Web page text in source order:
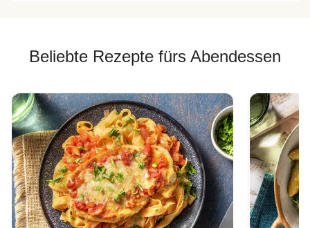
Beliebte Rezepte fürs Abendessen